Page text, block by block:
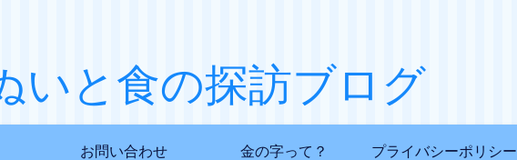
いと食の探訪ブログ
お問い合わせ 金の字って？ プライバシーポリシー